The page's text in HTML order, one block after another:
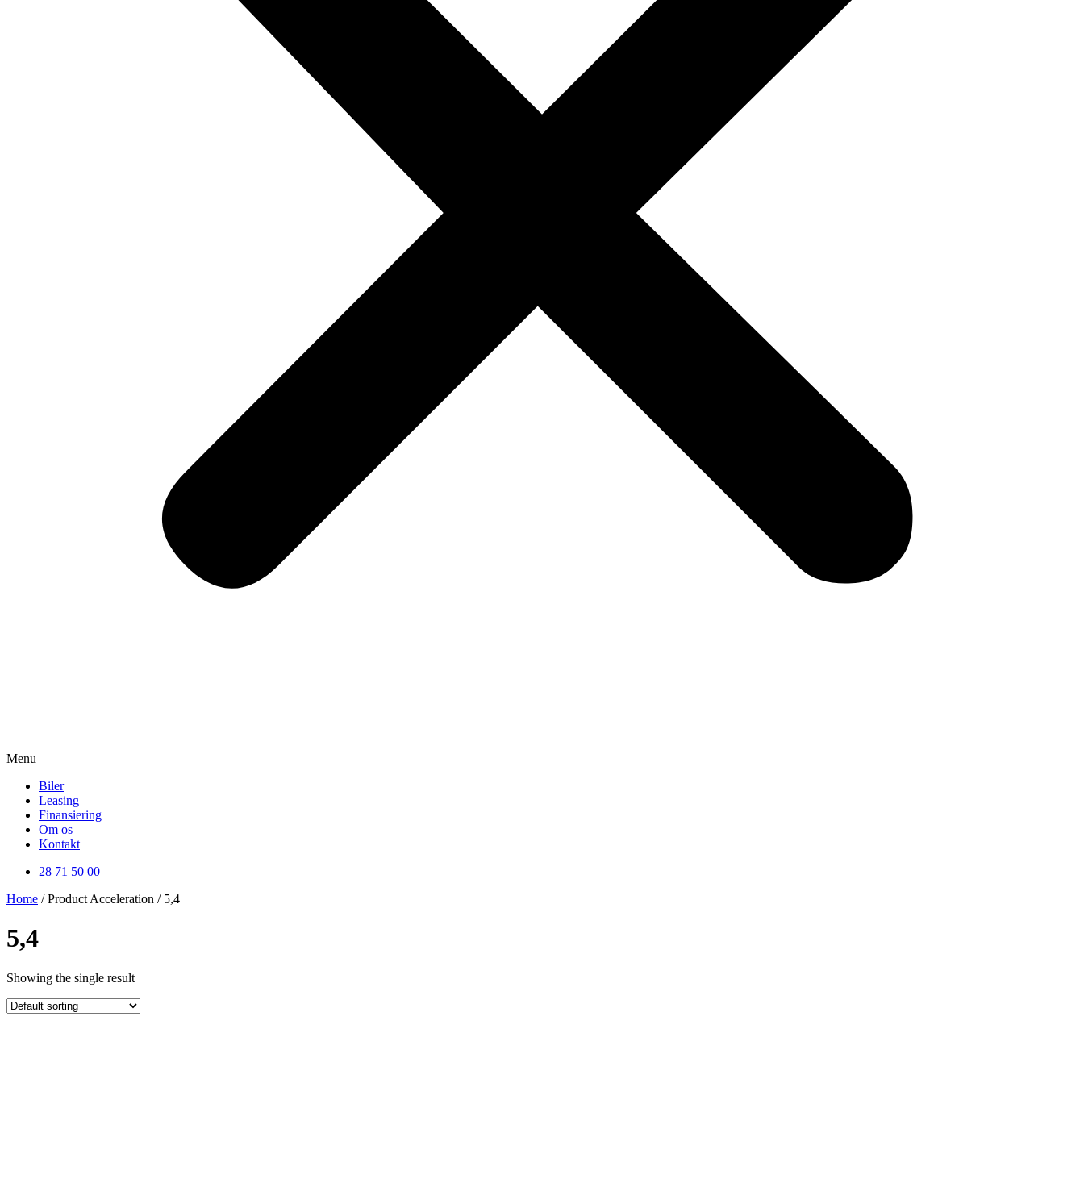
Menu
Biler
Leasing
Finansiering
Om os
Kontakt
28 71 50 00
Home / Product Acceleration / 5,4
5,4
Showing the single result